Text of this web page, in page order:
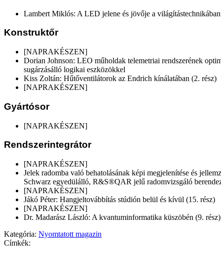
Lambert Miklós: A LED jelene és jövője a világítástechnikában
Konstruktőr
[NAPRAKÉSZEN]
Dorian Johnson: LEO műholdak telemetriai rendszerének
sugárzásálló logikai eszközökkel
Kiss Zoltán: Hűtőventilátorok az Endrich kínálatában (2. rész)
[NAPRAKÉSZEN]
Gyártósor
[NAPRAKÉSZEN]
Rendszerintegrátor
[NAPRAKÉSZEN]
Jelek radomba való behatolásának képi megjelenítése és
Schwarz egyedülálló, R&S®QAR jelű radomvizsgáló
[NAPRAKÉSZEN]
Jákó Péter: Hangjeltovábbítás stúdión belül és kívül (15. rész)
[NAPRAKÉSZEN]
Dr. Madarász László: A kvantuminformatika küszöbén (9. rész)
Kategória: Nyomtatott magazin
Címkék: